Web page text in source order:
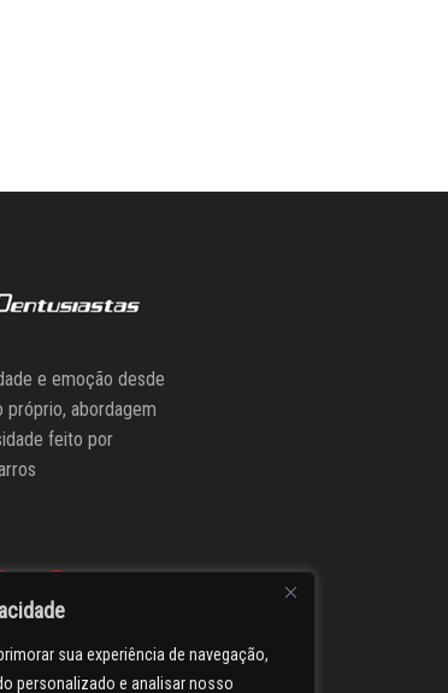
sua experiência de navegação,
personalizado e analisar nosso
e emoção desde
próprio, abordagem
feito por